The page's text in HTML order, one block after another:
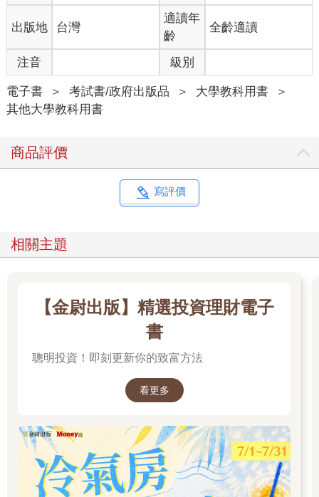
出版地 台灣
適讀年
齡
全齡適讀
注音 級別
電子書 ＞ 考試書/政府出版品 ＞ 大學教科用書
＞
其他大學教科用書
商品評價
寫評價
相關主題
【金尉出版】精選投資理財電子
書
聰明投資！即刻更新你的致富方法
看更多